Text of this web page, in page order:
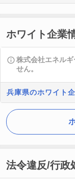
ホワイト企業
株式会社エネル
せん。
兵庫県のホワイト
法令違反/行政